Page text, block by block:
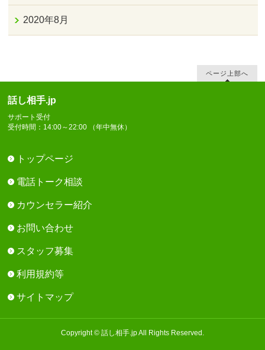
2020年8月
ページ上部へ
話し相手.jp
サポート受付
受付時間：14:00～22:00 （年中無休）
トップページ
電話トーク相談
カウンセラー紹介
お問い合わせ
スタッフ募集
利用規約等
サイトマップ
Copyright © 話し相手.jp All Rights Reserved.